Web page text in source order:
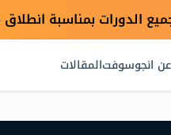
عن انجوسوفتالمقالات